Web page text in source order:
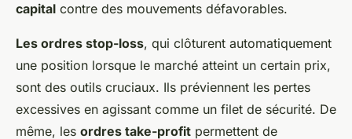
capital contre des mouvements défavorables.
Les ordres stop-loss, qui clôturent automatiquement
une position lorsque le marché atteint un certain prix,
sont des outils cruciaux. Ils préviennent les pertes
excessives en agissant comme un filet de sécurité. De
même, les ordres take-profit permettent de